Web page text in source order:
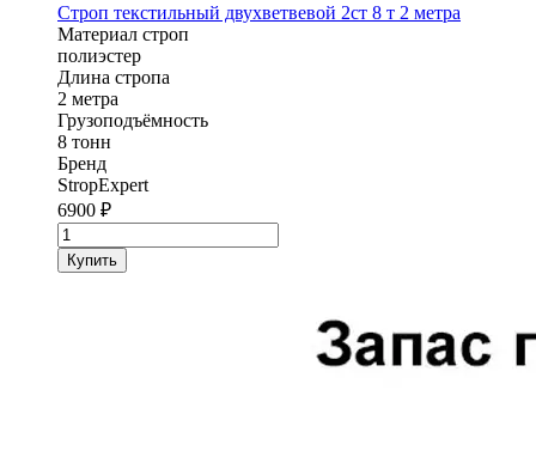
Строп текстильный двухветвевой 2ст 8 т 2 метра
Материал строп
полиэстер
Длина стропа
2 метра
Грузоподъёмность
8 тонн
Бренд
StropExpert
6900 ₽
Количество
товара
Строп
Купить